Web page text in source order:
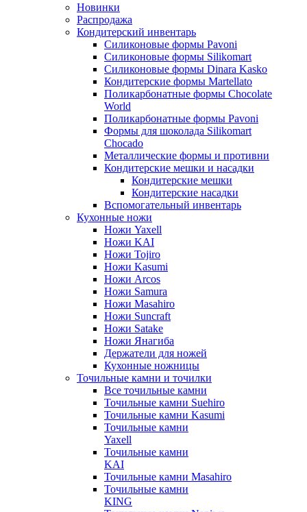
Новинки
Распродажа
Кондитерский инвентарь
Силиконовые формы Pavoni
Силиконовые формы Silikomart
Силиконовые формы Dinara Kasko
Кондитерские формы Martellato
Поликарбонатные формы Chocolate
World
Поликарбонатные формы Pavoni
Формы для шоколада Silikomart
Chocado
Металлические формы и противни
Кондитерские мешки и насадки
Кондитерские мешки
Кондитерские насадки
Вспомогательный инвентарь
Кухонные ножи
Ножи Yaxell
Ножи KAI
Ножи Tojiro
Ножи Kasumi
Ножи Arcos
Ножи Samura
Ножи Masahiro
Ножи Suncraft
Ножи Satake
Ножи Янагиба
Держатели для ножей
Кухонные ножницы
Точильные камни и точилки
Все точильные камни
Точильные камни Suehiro
Точильные камни Kasumi
Точильные камни
Yaxell
Точильные камни
KAI
Точильные камни Masahiro
Точильные камни
KING